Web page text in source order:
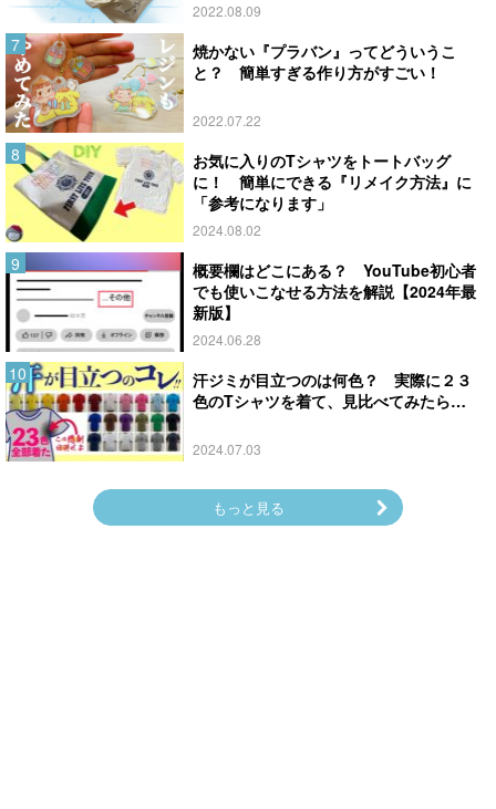
2022.08.09
焼かない『プラバン』ってどういうこ
と？ 簡単すぎる作り方がすごい！
2022.07.22
お気に入りのTシャツをトートバッグ
に！ 簡単にできる『リメイク方法』に
「参考になります」
2024.08.02
概要欄はどこにある？ YouTube初心者
でも使いこなせる方法を解説【2024年最
新版】
2024.06.28
汗ジミが目立つのは何色？ 実際に２３
色のTシャツを着て、見比べてみたら…
2024.07.03
もっと見る